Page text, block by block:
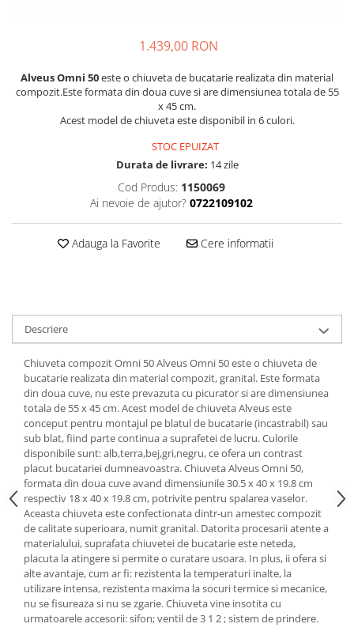
1.439,00 RON
Alveus Omni 50este o chiuveta de bucatarie realizata din material
compozit.Este formata din doua cuve si are dimensiunea totala de 55
x 45 cm.
Acest model de chiuveta este disponibil in 6 culori.
STOC EPUIZAT
Durata de livrare: 14 zile
Cod Produs: 1150069
Ai nevoie de ajutor? 0722109102
Adauga la Favorite Cere informatii
Descriere
Chiuveta compozit Omni 50 Alveus Omni 50 este o chiuveta de
bucatarie realizata din material compozit, granital. Este formata
din doua cuve, nu este prevazuta cu picurator si are dimensiunea
totala de 55 x 45 cm. Acest model de chiuveta Alveus este
conceput pentru montajul pe blatul de bucatarie (incastrabil) sau
sub blat, fiind parte continua a suprafetei de lucru. Culorile
disponibile sunt: alb,terra,bej,gri,negru, ce ofera un contrast
placut bucatariei dumneavoastra. Chiuveta Alveus Omni 50,
formata din doua cuve avand dimensiunile 30.5 x 40 x 19.8 cm
respectiv 18 x 40 x 19.8 cm, potrivite pentru spalarea vaselor.
Aceasta chiuveta este confectionata dintr-un amestec compozit
de calitate superioara, numit granital. Datorita procesarii atente a
materialului, suprafata chiuvetei de bucatarie este neteda,
placuta la atingere si permite o curatare usoara. In plus, ii ofera si
alte avantaje, cum ar fi: rezistenta la temperaturi inalte, la
utilizare intensa, rezistenta maxima la socuri termice si mecanice,
nu se fisureaza si nu se zgarie. Chiuveta vine insotita cu
urmatoarele accesorii: sifon; ventil de 3 1 2 ; sistem de prindere.